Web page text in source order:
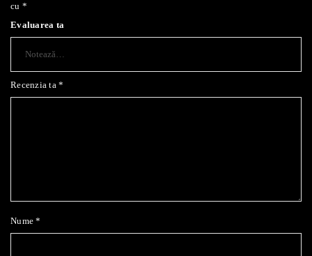
cu *
Evaluarea ta
Recenzia ta *
Nume*